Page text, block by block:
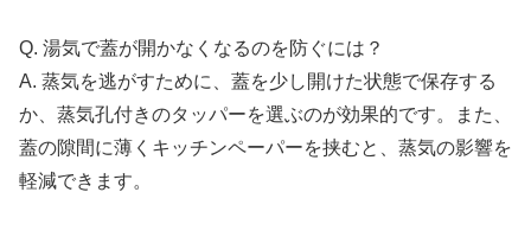
Q. 湯気で蓋が開かなくなるのを防ぐには？
A. 蒸気を逃がすために、蓋を少し開けた状態で保存する
か、蒸気孔付きのタッパーを選ぶのが効果的です。また、
蓋の隙間に薄くキッチンペーパーを挟むと、蒸気の影響を
軽減できます。